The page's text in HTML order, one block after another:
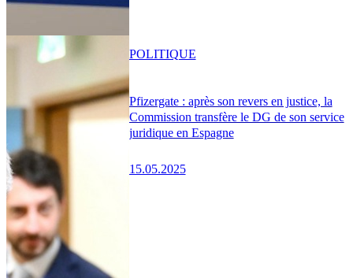
Pfizergate : après son revers en justice, la
Commission transfère le DG de son service
juridique en Espagne
15.05.2025
POLITIQUE